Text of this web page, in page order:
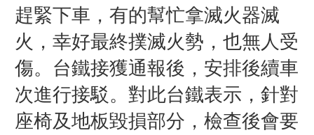
趕緊下車，有的幫忙拿滅火器滅
火，幸好最終撲滅火勢，也無人受
傷。台鐵接獲通報後，安排後續車
次進行接駁。對此台鐵表示，針對
座椅及地板毀損部分，檢查後會要